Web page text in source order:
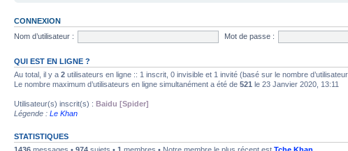
CONNEXION
Nom d’utilisateur :
Mot de passe :
QUI EST EN LIGNE ?
Au total, il y a 2 utilisateurs en ligne :: 1 inscrit, 0 invisible et 1 invité (basé sur le nombre
Le nombre maximum d’utilisateurs en ligne simultanément a été de 521 le 23 Janvier 2020, 13:11
Utilisateur(s) inscrit(s) : Baidu [Spider]
Légende : Le Khan
STATISTIQUES